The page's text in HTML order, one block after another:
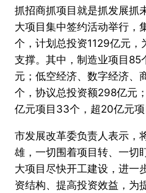
抓招商抓项目就是抓发展抓
大项目集中签约活动举行，
个，计划总投资1129亿元
支撑。其中，制造业项目
元；低空经济、数字经济、
个，协议总投资额298亿元
亿元项目33个，超20亿元项
市发展改革委负责人表示，
雄，一切围着项目转、一切
大项目尽快开工建设，进一
资结构、提高投资效益，为